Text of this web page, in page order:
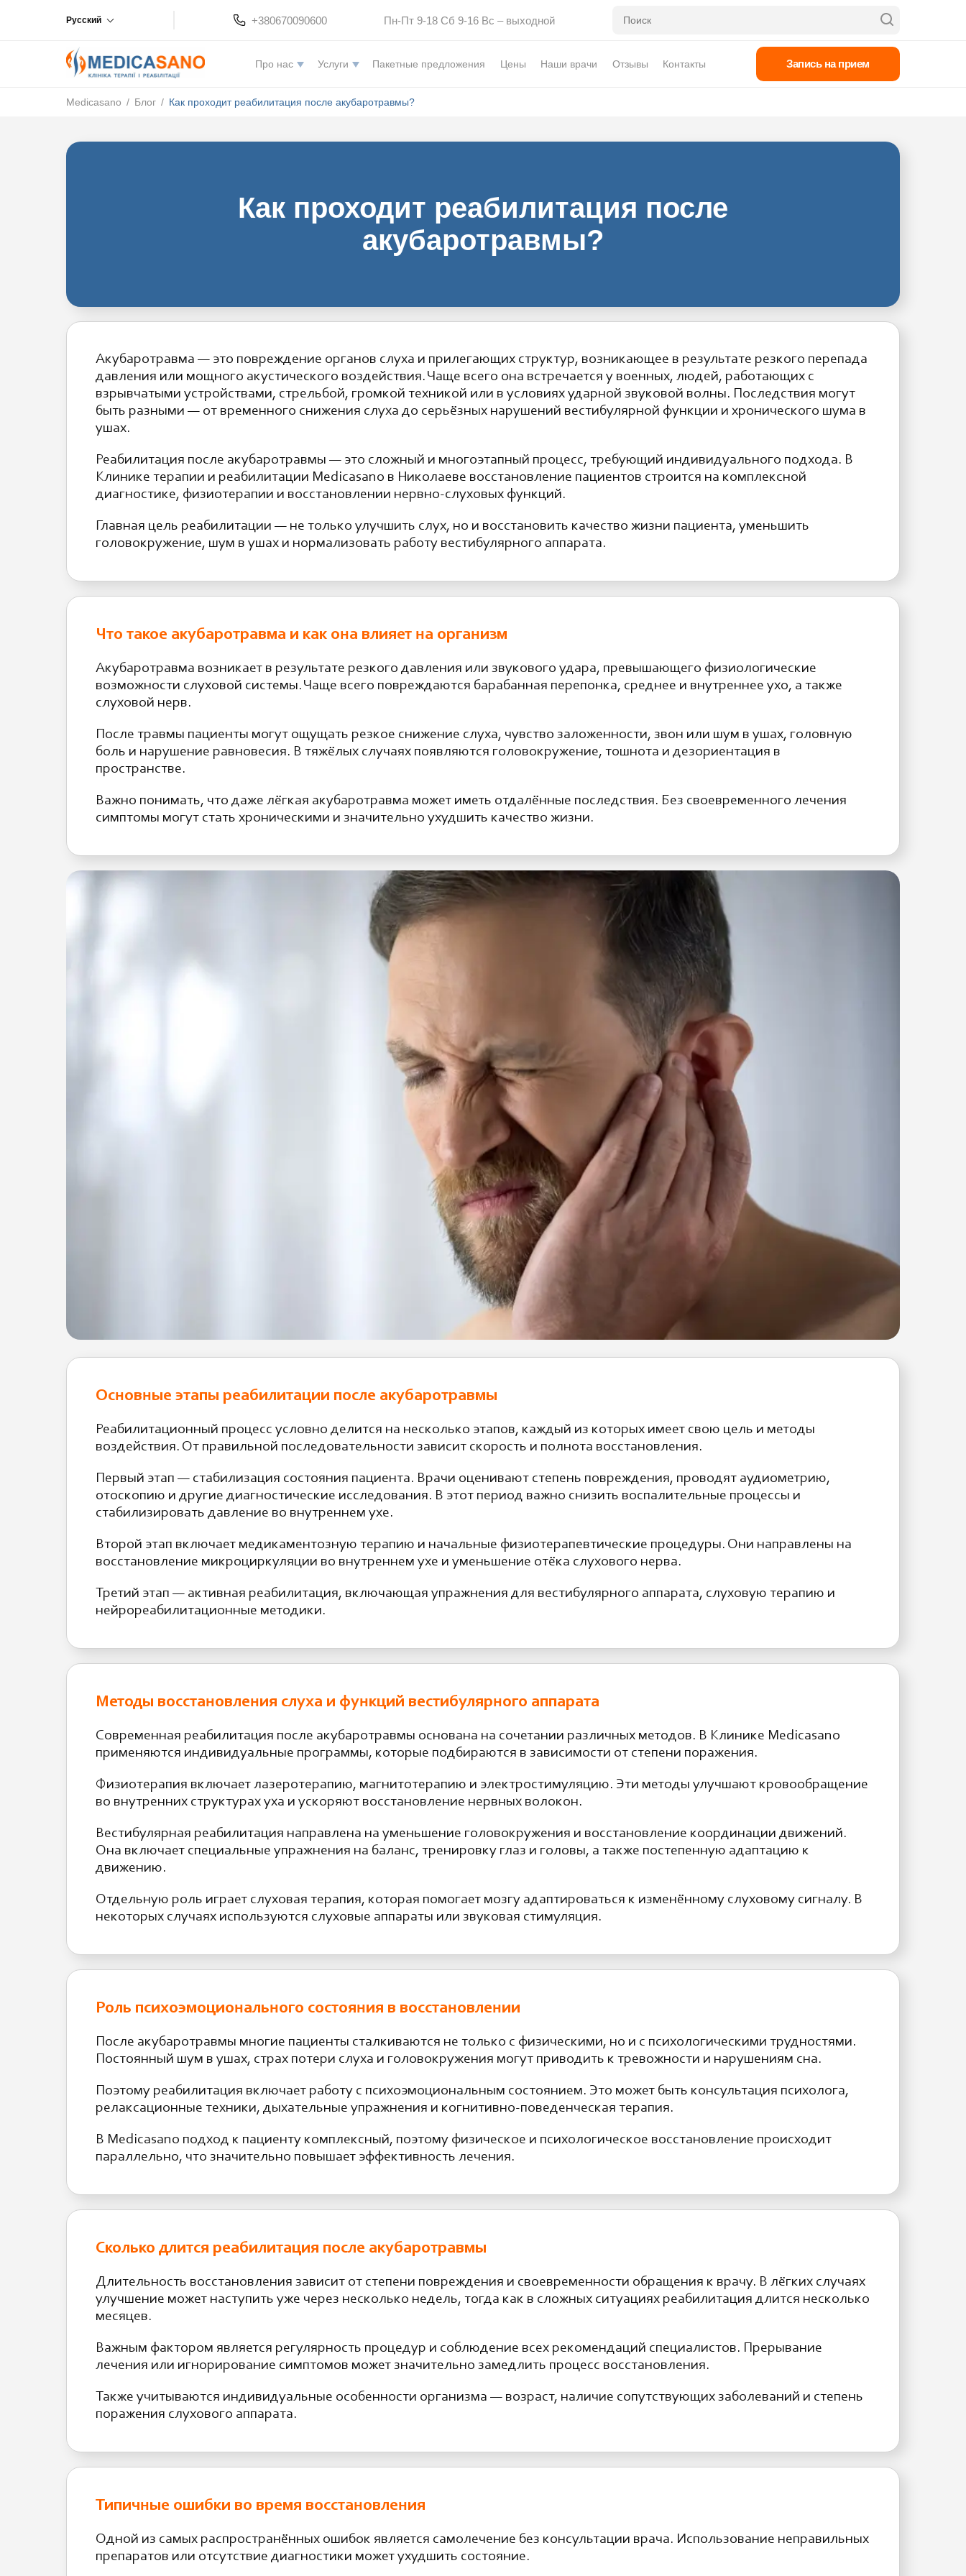
Русский +380670090600 Пн-Пт 9-18 Сб 9-16 Вс – выходной
Про нас Услуги Пакетные предложения Цены Наши врачи Отзывы Контакты Запись на прием
Medicasano / Блог / Как проходит реабилитация после акубаротравмы?
Как проходит реабилитация после
акубаротравмы?
Акубаротравма — это повреждение органов слуха и прилегающих структур, возникающее в результате резкого перепада
давления или мощного акустического воздействия. Чаще всего она встречается у военных, людей, работающих с
взрывчатыми устройствами, стрельбой, громкой техникой или в условиях ударной звуковой волны. Последствия могут
быть разными — от временного снижения слуха до серьёзных нарушений вестибулярной функции и хронического шума в
ушах.
Реабилитация после акубаротравмы — это сложный и многоэтапный процесс, требующий индивидуального подхода. В
Клинике терапии и реабилитации Medicasano в Николаеве восстановление пациентов строится на комплексной
диагностике, физиотерапии и восстановлении нервно-слуховых функций.
Главная цель реабилитации — не только улучшить слух, но и восстановить качество жизни пациента, уменьшить
головокружение, шум в ушах и нормализовать работу вестибулярного аппарата.
Что такое акубаротравма и как она влияет на организм
Акубаротравма возникает в результате резкого давления или звукового удара, превышающего физиологические
возможности слуховой системы. Чаще всего повреждаются барабанная перепонка, среднее и внутреннее ухо, а также
слуховой нерв.
После травмы пациенты могут ощущать резкое снижение слуха, чувство заложенности, звон или шум в ушах, головную
боль и нарушение равновесия. В тяжёлых случаях появляются головокружение, тошнота и дезориентация в
пространстве.
Важно понимать, что даже лёгкая акубаротравма может иметь отдалённые последствия. Без своевременного лечения
симптомы могут стать хроническими и значительно ухудшить качество жизни.
Основные этапы реабилитации после акубаротравмы
Реабилитационный процесс условно делится на несколько этапов, каждый из которых имеет свою цель и методы
воздействия. От правильной последовательности зависит скорость и полнота восстановления.
Первый этап — стабилизация состояния пациента. Врачи оценивают степень повреждения, проводят аудиометрию,
отоскопию и другие диагностические исследования. В этот период важно снизить воспалительные процессы и
стабилизировать давление во внутреннем ухе.
Второй этап включает медикаментозную терапию и начальные физиотерапевтические процедуры. Они направлены на
восстановление микроциркуляции во внутреннем ухе и уменьшение отёка слухового нерва.
Третий этап — активная реабилитация, включающая упражнения для вестибулярного аппарата, слуховую терапию и
нейрореабилитационные методики.
Методы восстановления слуха и функций вестибулярного аппарата
Современная реабилитация после акубаротравмы основана на сочетании различных методов. В Клинике Medicasano
применяются индивидуальные программы, которые подбираются в зависимости от степени поражения.
Физиотерапия включает лазеротерапию, магнитотерапию и электростимуляцию. Эти методы улучшают кровообращение
во внутренних структурах уха и ускоряют восстановление нервных волокон.
Вестибулярная реабилитация направлена на уменьшение головокружения и восстановление координации движений.
Она включает специальные упражнения на баланс, тренировку глаз и головы, а также постепенную адаптацию к
движению.
Отдельную роль играет слуховая терапия, которая помогает мозгу адаптироваться к изменённому слуховому сигналу. В
некоторых случаях используются слуховые аппараты или звуковая стимуляция.
Роль психоэмоционального состояния в восстановлении
После акубаротравмы многие пациенты сталкиваются не только с физическими, но и с психологическими трудностями.
Постоянный шум в ушах, страх потери слуха и головокружения могут приводить к тревожности и нарушениям сна.
Поэтому реабилитация включает работу с психоэмоциональным состоянием. Это может быть консультация психолога,
релаксационные техники, дыхательные упражнения и когнитивно-поведенческая терапия.
В Medicasano подход к пациенту комплексный, поэтому физическое и психологическое восстановление происходит
параллельно, что значительно повышает эффективность лечения.
Сколько длится реабилитация после акубаротравмы
Длительность восстановления зависит от степени повреждения и своевременности обращения к врачу. В лёгких случаях
улучшение может наступить уже через несколько недель, тогда как в сложных ситуациях реабилитация длится несколько
месяцев.
Важным фактором является регулярность процедур и соблюдение всех рекомендаций специалистов. Прерывание
лечения или игнорирование симптомов может значительно замедлить процесс восстановления.
Также учитываются индивидуальные особенности организма — возраст, наличие сопутствующих заболеваний и степень
поражения слухового аппарата.
Типичные ошибки во время восстановления
Одной из самых распространённых ошибок является самолечение без консультации врача. Использование неправильных
препаратов или отсутствие диагностики может ухудшить состояние.